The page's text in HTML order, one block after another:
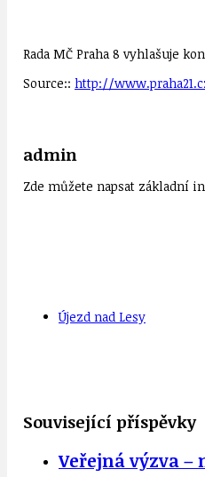
Rada MČ Praha 8 vyhlašuje
Source:: http://
admin
Zde můžete napsat základní
Újezd nad Lesy
Související příspěvky
Veřejná výzva